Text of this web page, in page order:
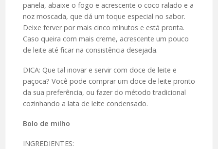
panela, abaixe o fogo e acrescente o coco ralado e a
noz moscada, que dá um toque especial no sabor.
Deixe ferver por mais cinco minutos e está pronta.
Caso queira com mais creme, acrescente um pouco
de leite até ficar na consistência desejada.
DICA: Que tal inovar e servir com doce de leite e
paçoca? Você pode comprar um doce de leite pronto
da sua preferência, ou fazer do método tradicional
cozinhando a lata de leite condensado.
Bolo de milho
INGREDIENTES: